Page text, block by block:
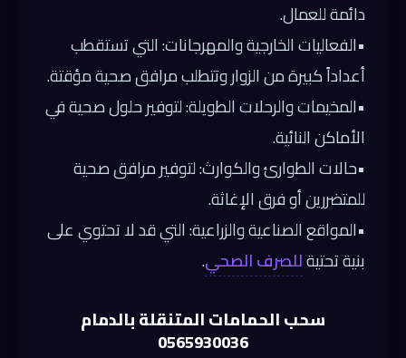
دائمة للعمال.
•الفعاليات الخارجية والمهرجانات:التي تستقطب
أعداداً كبيرة من الزوار وتتطلب مرافق صحية مؤقتة.
•المخيمات والرحلات الطويلة:لتوفير حلول صحية في
الأماكن النائية.
•حالات الطوارئ والكوارث:لتوفير مرافق صحية
للمتضررين أو فرق الإغاثة.
•المواقع الصناعية والزراعية: التي قد لا تحتوي على
بنية تحتيةللصرف الصحي.
سحب الحمامات المتنقلة بالدمام
0565930036